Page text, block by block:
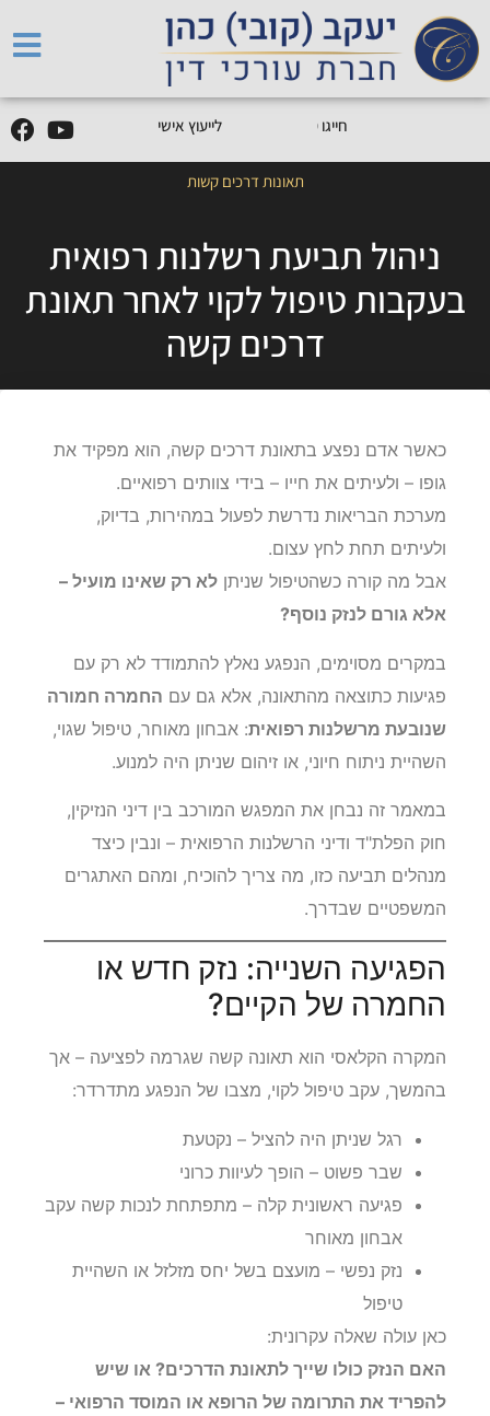
חייגו050- לייעוץ אישי
תאונות דרכים קשות
ניהול תביעת רשלנות רפואית
בעקבות טיפול לקוי לאחר תאונת
דרכים קשה
כאשר אדם נפצע בתאונת דרכים קשה, הוא מפקיד את
גופו – ולעיתים את חייו – בידי צוותים רפואיים.
מערכת הבריאות נדרשת לפעול במהירות, בדיוק,
ולעיתים תחת לחץ עצום.
אבל מה קורה כשהטיפול שניתן לא רק שאינו מועיל –
אלא גורם לנזק נוסף?
במקרים מסוימים, הנפגע נאלץ להתמודד לא רק עם
פגיעות כתוצאה מהתאונה, אלא גם עם החמרה חמורה
שנובעת מרשלנות רפואית: אבחון מאוחר, טיפול שגוי,
השהיית ניתוח חיוני, או זיהום שניתן היה למנוע.
במאמר זה נבחן את המפגש המורכב בין דיני הנזיקין,
חוק הפלת"ד ודיני הרשלנות הרפואית – ונבין כיצד
מנהלים תביעה כזו, מה צריך להוכיח, ומהם האתגרים
המשפטיים שבדרך.
הפגיעה השנייה: נזק חדש או
החמרה של הקיים?
המקרה הקלאסי הוא תאונה קשה שגרמה לפציעה – אך
בהמשך, עקב טיפול לקוי, מצבו של הנפגע מתדרדר:
רגל שניתן היה להציל – נקטעת
שבר פשוט – הופך לעיוות כרוני
פגיעה ראשונית קלה – מתפתחת לנכות קשה עקב
אבחון מאוחר
נזק נפשי – מועצם בשל יחס מזלזל או השהיית
טיפול
כאן עולה שאלה עקרונית:
האם הנזק כולו שייך לתאונת הדרכים? או שיש
להפריד את התרומה של הרופא או המוסד הרפואי –